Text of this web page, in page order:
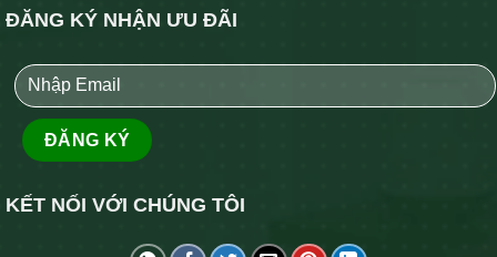
ĐĂNG KÝ NHẬN ƯU ĐÃI
KẾT NỐI VỚI CHÚNG TÔI